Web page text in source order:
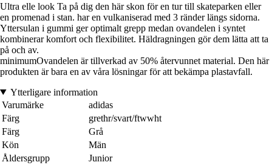
Ultra elle look Ta på dig den här skon för en tur till skateparken eller
en promenad i stan. har en vulkaniserad med 3 ränder längs sidorna.
Yttersulan i gummi ger optimalt grepp medan ovandelen i syntet
kombinerar komfort och flexibilitet. Häldragningen gör dem lätta att ta
på och av.
minimumOvandelen är tillverkad av 50% återvunnet material. Den här
produkten är bara en av våra lösningar för att bekämpa plastavfall.
Ytterligare information
Varumärke
adidas
Färg
grethr/svart/ftwwht
Färg
Grå
Kön
Män
Åldersgrupp
Junior